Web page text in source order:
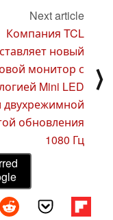
Next article
Компания TCL
новый
монитор с
Mini LED
двухрежимной
обновления
1080 Гц
⟩